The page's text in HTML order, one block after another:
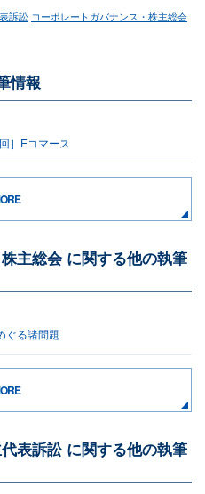
訴訟 コーポレートガバナンス・株主総会
情報
］Eコマース
主総会 に関する他の執筆
ぐる諸問題
表訴訟 に関する他の執筆